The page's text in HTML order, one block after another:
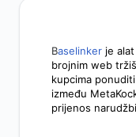
Baselinker je
brojnim web
kupcima
između
prijenos